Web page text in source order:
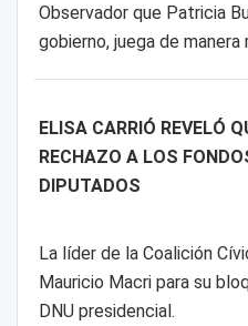
Observador que Patricia
gobierno, juega de
ELISA CARRIÓ REVELÓ
RECHAZO A LOS
DIPUTADOS
La líder de la Coalición
Mauricio Macri para su
DNU presidencial.